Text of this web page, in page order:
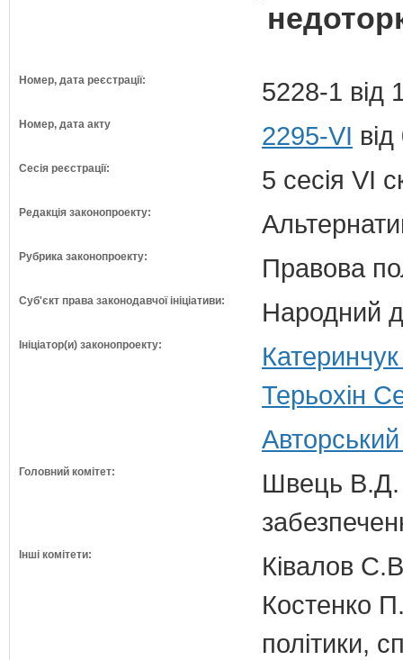
Номер, дата реєстрації: 5228-1 від
Номер, дата акту 2295-VI
Сесія реєстрації: 5 сесія VI
Редакція законопроекту:
Рубрика законопроекту: Правова
Суб'єкт права законодавчої ініціативи: Народний
Ініціатор(и) законопроекту:
Терьохін
Головний комітет:
Швець В.Д.
Інші комітети:
Ківалов
Костенко
політики,